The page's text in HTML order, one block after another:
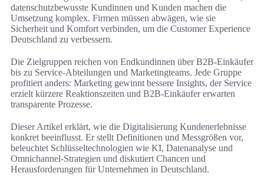
datenschutzbewusste Kundinnen und Kunden machen die
Umsetzung komplex. Firmen müssen abwägen, wie sie
Sicherheit und Komfort verbinden, um die Customer Experience
Deutschland zu verbessern.
Die Zielgruppen reichen von Endkundinnen über B2B‑Einkäufer
bis zu Service‑Abteilungen und Marketingteams. Jede Gruppe
profitiert anders: Marketing gewinnt bessere Insights, der Service
erzielt kürzere Reaktionszeiten und B2B‑Einkäufer erwarten
transparente Prozesse.
Dieser Artikel erklärt, wie die Digitalisierung Kundenerlebnisse
konkret beeinflusst. Er stellt Definitionen und Messgrößen vor,
beleuchtet Schlüsseltechnologien wie KI, Datenanalyse und
Omnichannel‑Strategien und diskutiert Chancen und
Herausforderungen für Unternehmen in Deutschland.